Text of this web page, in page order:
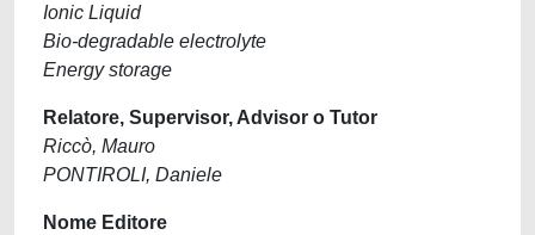
Ionic Liquid
Bio-degradable electrolyte
Energy storage
Relatore, Supervisor, Advisor o Tutor
Riccò, Mauro
PONTIROLI, Daniele
Nome Editore